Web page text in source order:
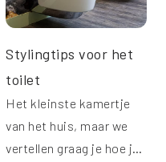
Stylingtips voor het
toilet
Het kleinste kamertje
van het huis, maar we
vertellen graag je hoe je